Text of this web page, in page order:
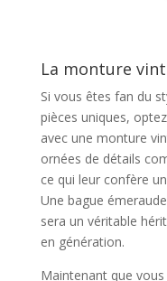
La monture
Si vous êtes fan du
pièces uniques,
avec une monture
ornées de détails
ce qui leur confère
Une bague
sera un véritable
en génération.
Maintenant que